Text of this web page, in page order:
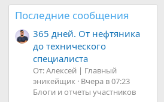
Последние сообщения
365 дней. От нефтяника
до технического
специалиста
От: Алексей | Главный
эникейщик Вчера в 07:23
Блоги и отчеты участников